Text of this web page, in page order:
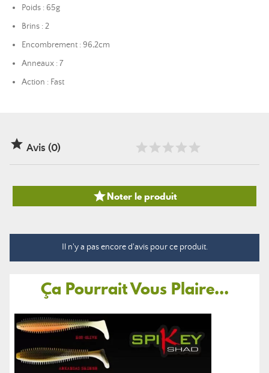
Poids : 65g
Brins : 2
Encombrement : 96,2cm
Anneaux : 7
Action : Fast
 Avis (0)
Noter le produit
Il n'y a pas encore d'avis pour ce produit.
Ça Pourrait Vous Plaire...